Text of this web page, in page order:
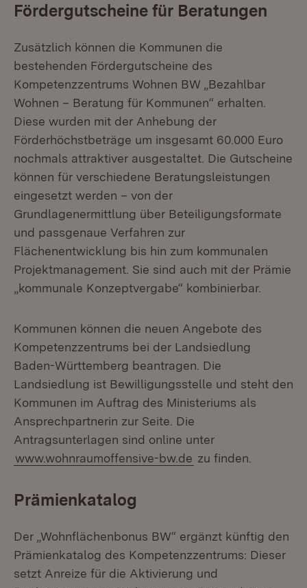
Fördergutscheine für Beratungen
Zusätzlich können die Kommunen die
bestehenden Fördergutscheine des
Kompetenzzentrums Wohnen BW „Bezahlbar
Wohnen – Beratung für Kommunen“ erhalten.
Diese wurden mit der Anhebung der
Förderhöchstbeträge um insgesamt 60.000 Euro
nochmals attraktiver ausgestaltet. Die Gutscheine
können für verschiedene Beratungsleistungen
eingesetzt werden – von der
Grundlagenermittlung über Beteiligungsformate
und passgenaue Verfahren zur
Flächenentwicklung bis hin zum kommunalen
Projektmanagement. Sie sind auch mit der Prämie
„kommunale Konzeptvergabe“ kombinierbar.
Kommunen können die neuen Angebote des
Kompetenzzentrums bei der Landsiedlung
Baden-Württemberg beantragen. Die
Landsiedlung ist Bewilligungsstelle und steht den
Kommunen im Auftrag des Ministeriums als
Ansprechpartnerin zur Seite. Die
Antragsunterlagen sind online unter
www.wohnraumoffensive-bw.de zu finden.
Prämienkatalog
Der „Wohnflächenbonus BW“ ergänzt künftig den
Prämienkatalog des Kompetenzzentrums: Dieser
setzt Anreize für die Aktivierung und